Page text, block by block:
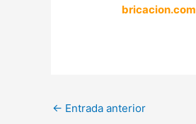
bricacion.com
← Entrada anterior